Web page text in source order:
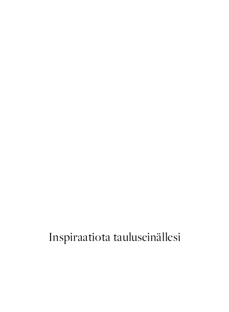
Inspiraatiota tauluseinällesi